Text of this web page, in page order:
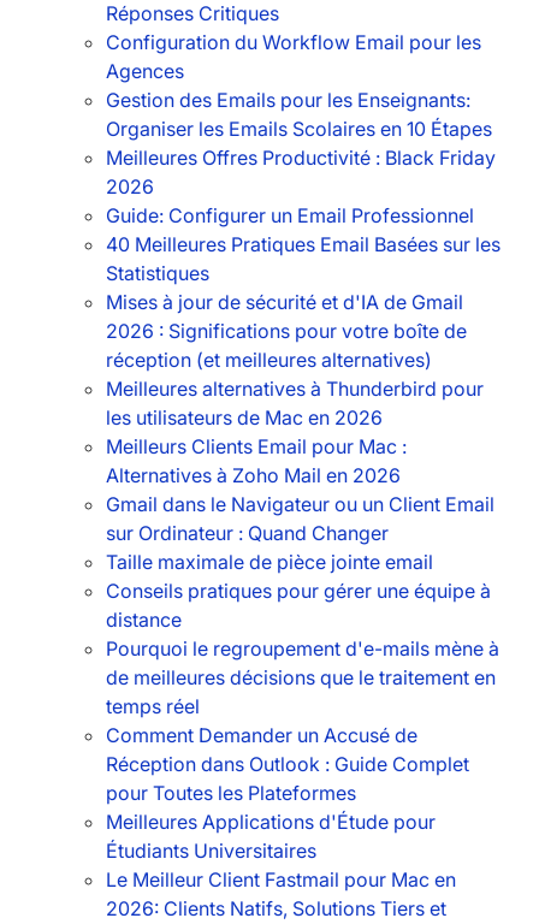
Réponses Critiques
Configuration du Workflow Email pour les
Agences
Gestion des Emails pour les Enseignants:
Organiser les Emails Scolaires en 10 Étapes
Meilleures Offres Productivité : Black Friday
2026
Guide: Configurer un Email Professionnel
40 Meilleures Pratiques Email Basées sur les
Statistiques
Mises à jour de sécurité et d'IA de Gmail
2026 : Significations pour votre boîte de
réception (et meilleures alternatives)
Meilleures alternatives à Thunderbird pour
les utilisateurs de Mac en 2026
Meilleurs Clients Email pour Mac :
Alternatives à Zoho Mail en 2026
Gmail dans le Navigateur ou un Client Email
sur Ordinateur : Quand Changer
Taille maximale de pièce jointe email
Conseils pratiques pour gérer une équipe à
distance
Pourquoi le regroupement d'e-mails mène à
de meilleures décisions que le traitement en
temps réel
Comment Demander un Accusé de
Réception dans Outlook : Guide Complet
pour Toutes les Plateformes
Meilleures Applications d'Étude pour
Étudiants Universitaires
Le Meilleur Client Fastmail pour Mac en
2026: Clients Natifs, Solutions Tiers et